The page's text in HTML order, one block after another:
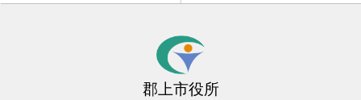
郡上市役所